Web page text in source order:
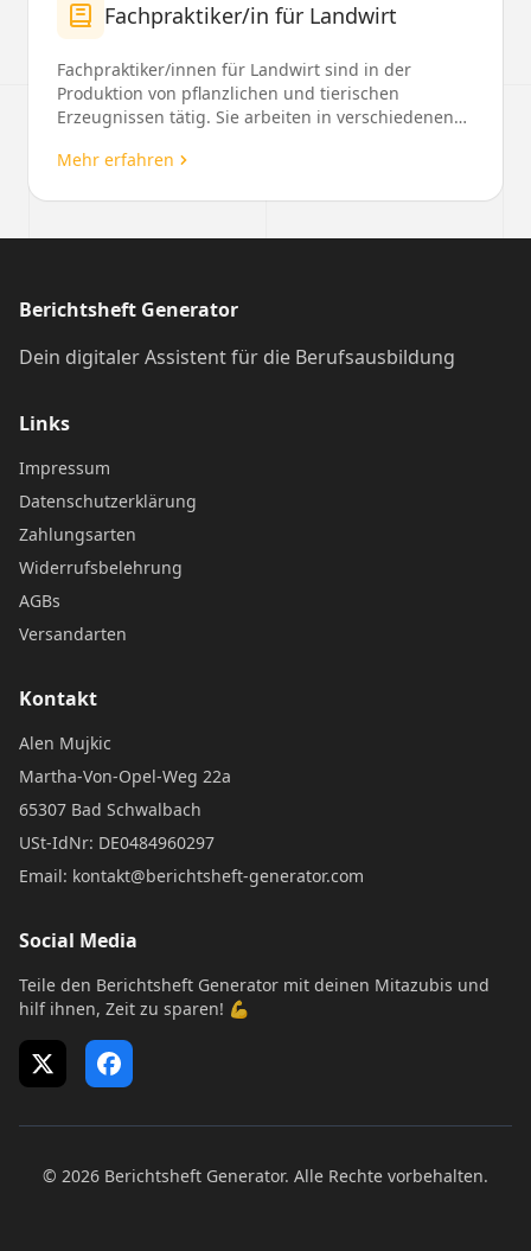
Fachpraktiker/in für Landwirt
Fachpraktiker/innen für Landwirt sind in der
Produktion von pflanzlichen und tierischen
Erzeugnissen tätig. Sie arbeiten in verschiedenen
Mehr erfahren
Berichtsheft Generator
Dein digitaler Assistent für die Berufsausbildung
Links
Impressum
Datenschutzerklärung
Zahlungsarten
Widerrufsbelehrung
AGBs
Versandarten
Kontakt
Alen Mujkic
Martha-Von-Opel-Weg 22a
65307 Bad Schwalbach
USt-IdNr: DE0484960297
Email: kontakt@berichtsheft-generator.com
Social Media
Teile den Berichtsheft Generator mit deinen Mitazubis und
hilf ihnen, Zeit zu sparen! 💪
X (Twitter)Facebook
© 2026 Berichtsheft Generator. Alle Rechte vorbehalten.